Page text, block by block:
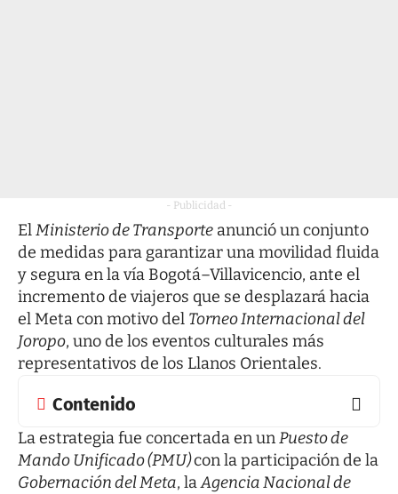
- Publicidad -
ElMinisterio de Transporte anunció un conjunto
de medidas para garantizar una movilidad fluida
y segura en la vía Bogotá–Villavicencio, ante el
incremento de viajeros que se desplazará hacia
el Meta con motivo del Torneo Internacional del
Joropo, uno de los eventos culturales más
representativos de los Llanos Orientales.
Contenido
La estrategia fue concertada en unPuesto de
Mando Unificado (PMU)con la participación de la
Gobernación del Meta, laAgencia Nacional de